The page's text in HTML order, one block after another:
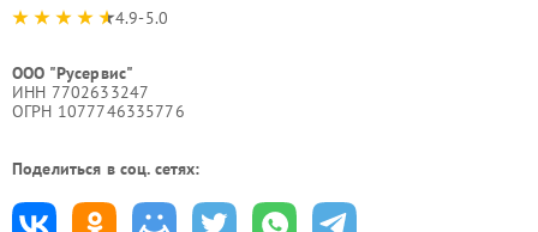
4.9-5.0
ООО "Русервис"
ИНН 7702633247
ОГРН 1077746335776
Поделиться в соц. сетях: